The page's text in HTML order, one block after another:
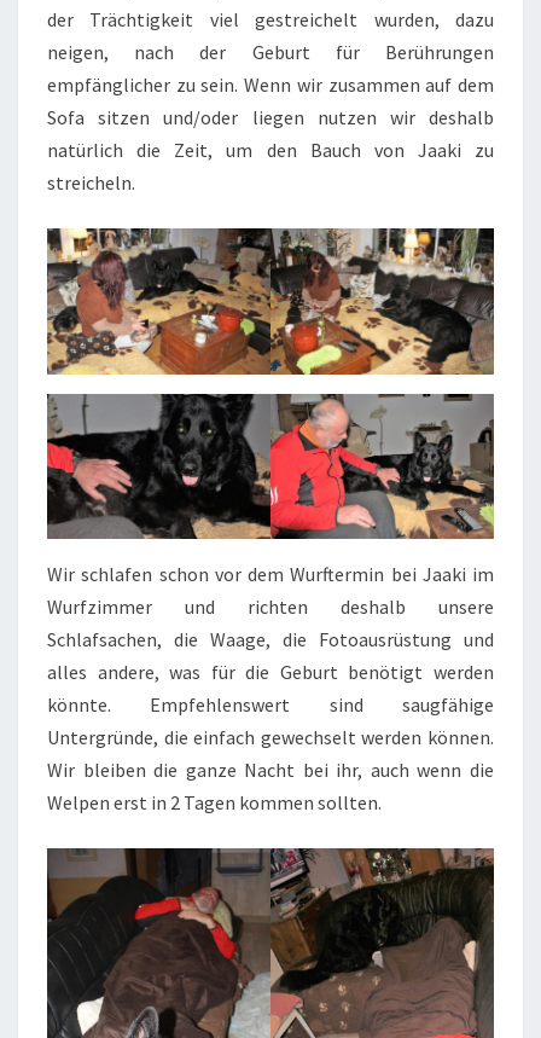
der Trächtigkeit viel gestreichelt wurden, dazu
neigen, nach der Geburt für Berührungen
empfänglicher zu sein. Wenn wir zusammen auf dem
Sofa sitzen und/oder liegen nutzen wir deshalb
natürlich die Zeit, um den Bauch von Jaaki zu
streicheln.
Wir schlafen schon vor dem Wurftermin bei Jaaki im
Wurfzimmer und richten deshalb unsere
Schlafsachen, die Waage, die Fotoausrüstung und
alles andere, was für die Geburt benötigt werden
könnte. Empfehlenswert sind saugfähige
Untergründe, die einfach gewechselt werden können.
Wir bleiben die ganze Nacht bei ihr, auch wenn die
Welpen erst in 2 Tagen kommen sollten.